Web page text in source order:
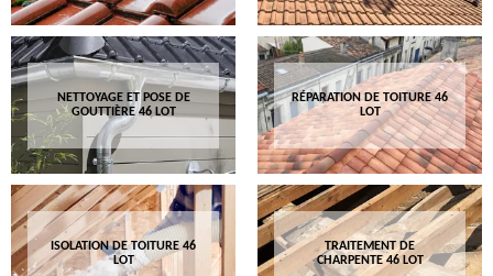
NETTOYAGE ET POSE DE
GOUTTIÈRE 46 LOT
RÉPARATION DE TOITURE 46
LOT
ISOLATION DE TOITURE 46
LOT
TRAITEMENT DE
CHARPENTE 46 LOT